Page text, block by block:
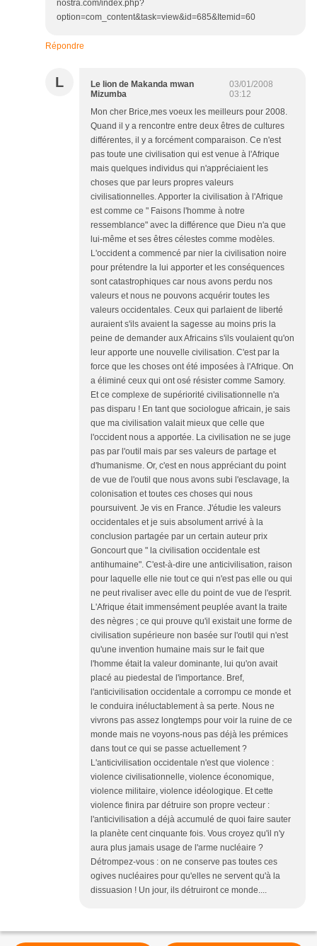
nostra.com/index.php?
option=com_content&task=view&id=685&Itemid=60
Répondre
L
Le lion de Makanda mwan
Mizumba
03/01/2008
03:12
Mon cher Brice,mes voeux les meilleurs pour 2008.
Quand il y a rencontre entre deux êtres de cultures
différentes, il y a forcément comparaison. Ce n'est
pas toute une civilisation qui est venue à l'Afrique
mais quelques individus qui n'appréciaient les
choses que par leurs propres valeurs
civilisationnelles. Apporter la civilisation à l'Afrique
est comme ce " Faisons l'homme à notre
ressemblance" avec la différence que Dieu n'a que
lui-même et ses êtres célestes comme modèles.
L'occident a commencé par nier la civilisation noire
pour prétendre la lui apporter et les conséquences
sont catastrophiques car nous avons perdu nos
valeurs et nous ne pouvons acquérir toutes les
valeurs occidentales. Ceux qui parlaient de liberté
auraient s'ils avaient la sagesse au moins pris la
peine de demander aux Africains s'ils voulaient qu'on
leur apporte une nouvelle civilisation. C'est par la
force que les choses ont été imposées à l'Afrique. On
a éliminé ceux qui ont osé résister comme Samory.
Et ce complexe de supériorité civilisationnelle n'a
pas disparu ! En tant que sociologue africain, je sais
que ma civilisation valait mieux que celle que
l'occident nous a apportée. La civilisation ne se juge
pas par l'outil mais par ses valeurs de partage et
d'humanisme. Or, c'est en nous appréciant du point
de vue de l'outil que nous avons subi l'esclavage, la
colonisation et toutes ces choses qui nous
poursuivent. Je vis en France. J'étudie les valeurs
occidentales et je suis absolument arrivé à la
conclusion partagée par un certain auteur prix
Goncourt que " la civilisation occidentale est
antihumaine". C'est-à-dire une anticivilisation, raison
pour laquelle elle nie tout ce qui n'est pas elle ou qui
ne peut rivaliser avec elle du point de vue de l'esprit.
L'Afrique était immensément peuplée avant la traite
des nègres ; ce qui prouve qu'il existait une forme de
civilisation supérieure non basée sur l'outil qui n'est
qu'une invention humaine mais sur le fait que
l'homme était la valeur dominante, lui qu'on avait
placé au piedestal de l'importance. Bref,
l'anticivilisation occidentale a corrompu ce monde et
le conduira inéluctablement à sa perte. Nous ne
vivrons pas assez longtemps pour voir la ruine de ce
monde mais ne voyons-nous pas déjà les prémices
dans tout ce qui se passe actuellement ?
L'anticivilisation occidentale n'est que violence :
violence civilisationnelle, violence économique,
violence militaire, violence idéologique. Et cette
violence finira par détruire son propre vecteur :
l'anticivilisation a déjà accumulé de quoi faire sauter
la planète cent cinquante fois. Vous croyez qu'il n'y
aura plus jamais usage de l'arme nucléaire ?
Détrompez-vous : on ne conserve pas toutes ces
ogives nucléaires pour qu'elles ne servent qu'à la
dissuasion ! Un jour, ils détruiront ce monde....